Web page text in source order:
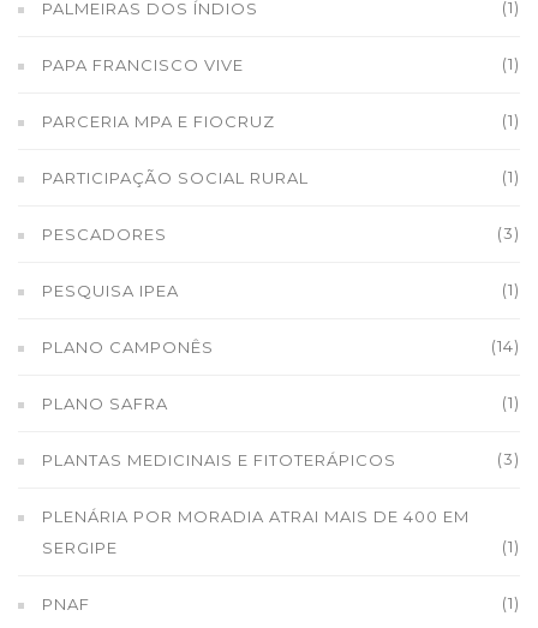
PALMEIRAS DOS ÍNDIOS (1)
PAPA FRANCISCO VIVE (1)
PARCERIA MPA E FIOCRUZ (1)
PARTICIPAÇÃO SOCIAL RURAL (1)
PESCADORES (3)
PESQUISA IPEA (1)
PLANO CAMPONÊS (14)
PLANO SAFRA (1)
PLANTAS MEDICINAIS E FITOTERÁPICOS (3)
PLENÁRIA POR MORADIA ATRAI MAIS DE 400 EM
SERGIPE
(1)
PNAF (1)